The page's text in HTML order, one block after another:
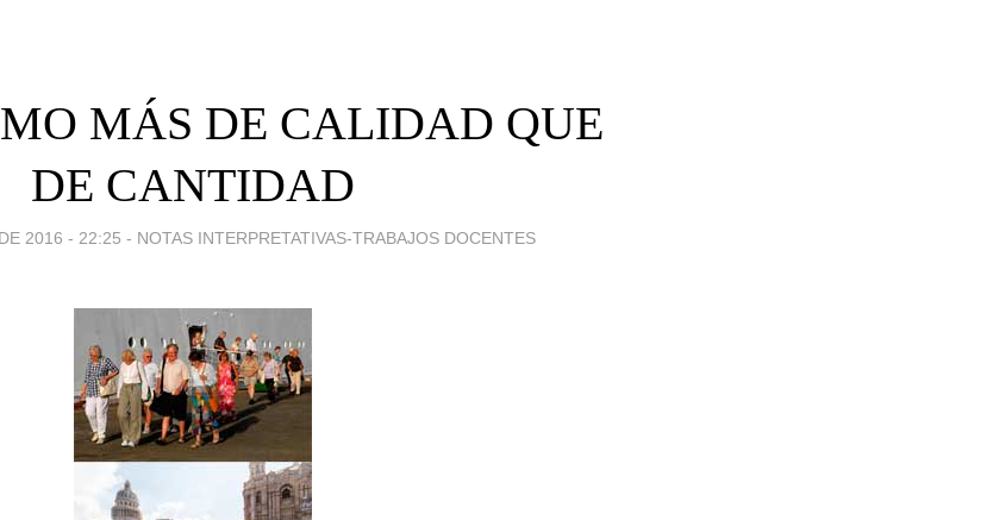
MÁS DE CALIDAD QUE
DE CANTIDAD
2016 - 22:25 - NOTAS INTERPRETATIVAS-TRABAJOS DOCENTES